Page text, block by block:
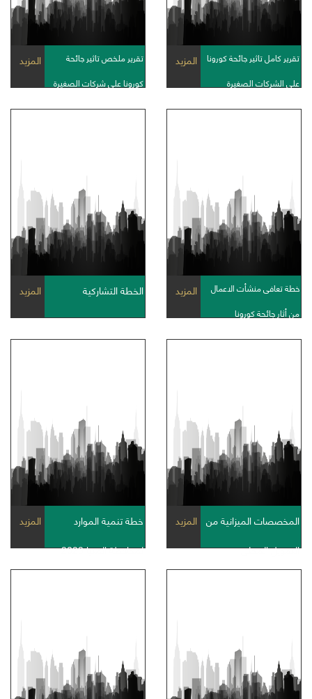
تقرير كامل تاثير جائحة كورونا
على الشركات الصغيرة
المزيد
تقرير ملخص تاثير جائحة
كورونا على شركات الصغيرة
المزيد
خطة تعافى منشأت الاعمال
من أثار جائحة كورونا
المزيد الخطة التشاركية المزيد
المخصصات الميزانية من
التمويل المحلى
المزيد
خطة تنمية الموارد
لمحافظة المنيا 2023
المزيد